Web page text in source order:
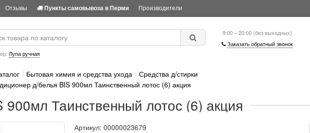
Отзывы Пункты самовывоза в Перми Производители
Лупа ручная
9:00 – 20:00 (без выходных)
Заказать обратный звонок
Бытовая химия и средства ухода
Средства д/стирки
д/белья BIS 900мл Таинственный лотос (6) акция
Таинственный лотос (6) акция
Артикул: 00000023679